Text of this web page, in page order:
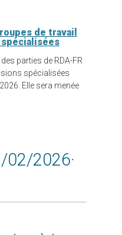
de travail
parties de RDA-FR
spécialisées
Elle sera menée
02/2026·